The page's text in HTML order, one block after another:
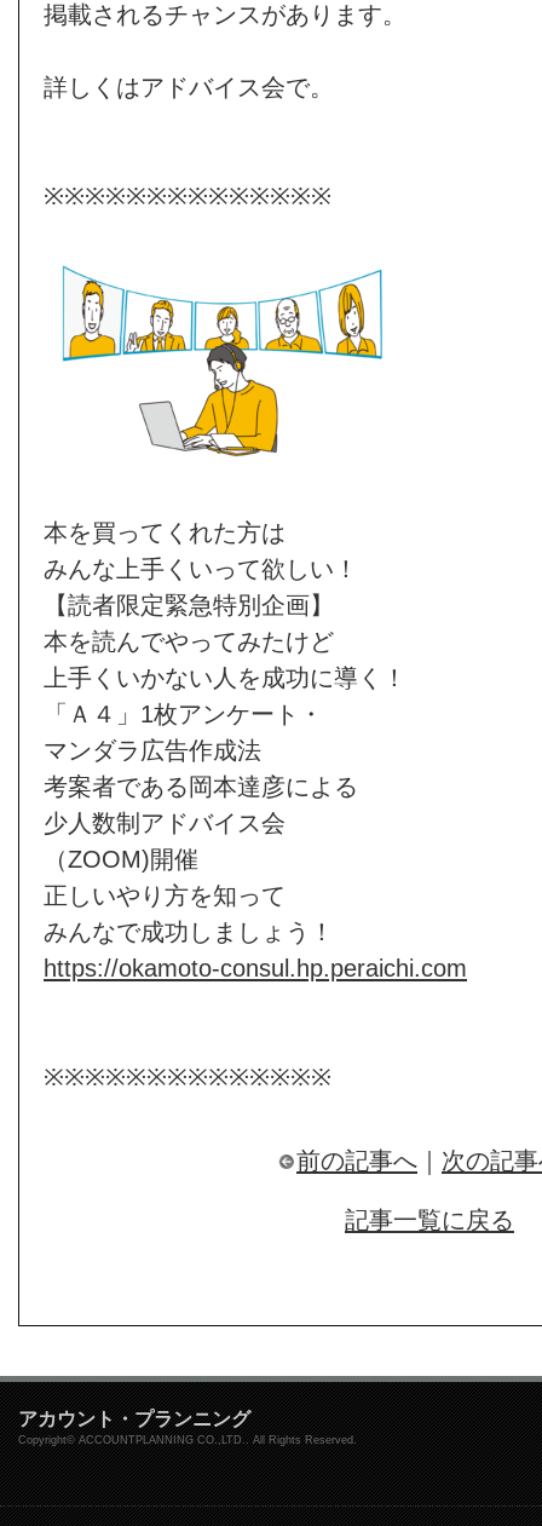
掲載されるチャンスがあります。
詳しくはアドバイス会で。
※※※※※※※※※※※※※※
本を買ってくれた方は
みんな上手くいって欲しい！
【読者限定緊急特別企画】
本を読んでやってみたけど
上手くいかない人を成功に導く！
「Ａ４」1枚アンケート・
マンダラ広告作成法
考案者である岡本達彦による
少人数制アドバイス会
（ZOOM)開催
正しいやり方を知って
みんなで成功しましょう！
https://okamoto-consul.hp.peraichi.com
※※※※※※※※※※※※※※
前の記事へ 次の記
記事一覧に戻る
アカウント・プランニング
Copyright© ACCOUNTPLANNING CO.,LTD.. All Rights Reserved.